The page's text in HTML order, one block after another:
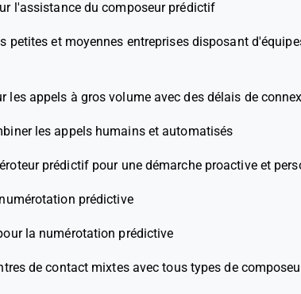
l'assistance du composeur prédictif
petites et moyennes entreprises disposant
les appels à gros volume avec des délais de
les appels humains et automatisés
prédictif pour une démarche proactive et
prédictive
la numérotation prédictive
de contact mixtes avec tous types de